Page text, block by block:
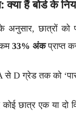
क्या हैं बोर्ड के
अनुसार, छात्रों को
33% अंकप्राप्त
से D ग्रेड तक को
कोई छात्र एक या